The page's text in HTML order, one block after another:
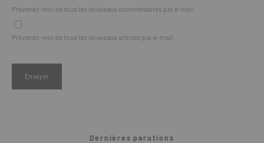
Prévenez-moi de tous les nouveaux commentaires par e-mail.
Prévenez-moi de tous les nouveaux articles par e-mail.
Dernières parutions